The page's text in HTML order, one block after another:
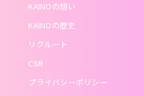
KAINOの想い
KAINOの歴史
リクルート
CSR
プライバシーポリシー